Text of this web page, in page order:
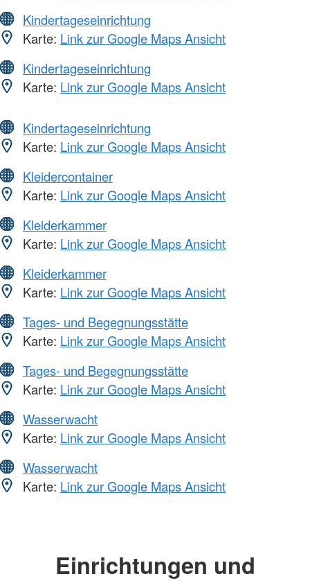
Kindertageseinrichtung
Karte: Link zur Google Maps Ansicht
Kindertageseinrichtung
Karte: Link zur Google Maps Ansicht
Kindertageseinrichtung
Karte: Link zur Google Maps Ansicht
Kleidercontainer
Karte: Link zur Google Maps Ansicht
Kleiderkammer
Karte: Link zur Google Maps Ansicht
Kleiderkammer
Karte: Link zur Google Maps Ansicht
Tages- und Begegnungsstätte
Karte: Link zur Google Maps Ansicht
Tages- und Begegnungsstätte
Karte: Link zur Google Maps Ansicht
Wasserwacht
Karte: Link zur Google Maps Ansicht
Wasserwacht
Karte: Link zur Google Maps Ansicht
Einrichtungen und